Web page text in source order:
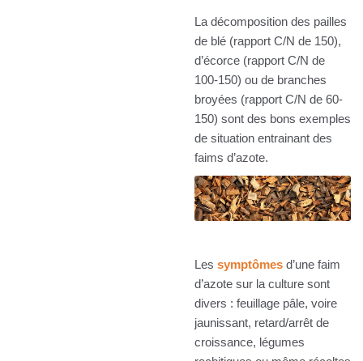
La décomposition des pailles
de blé (rapport C/N de 150),
d’écorce (rapport C/N de
100-150) ou de branches
broyées (rapport C/N de 60-
150) sont des bons exemples
de situation entrainant des
faims d’azote.
Les symptômes d’une faim
d’azote sur la culture sont
divers : feuillage pâle, voire
jaunissant, retard/arrêt de
croissance, légumes